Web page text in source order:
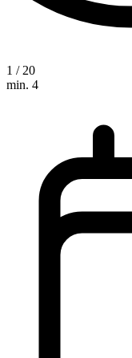
1 / 20
min. 4